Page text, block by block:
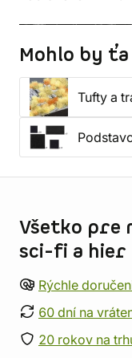
Mohlo by
Tufty a
Všetko pre
sci-fi a hier
Rýchle
60 dní na
20 rokov na